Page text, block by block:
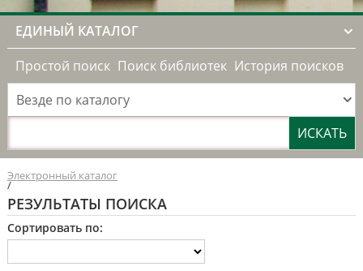
ЕДИНЫЙ КАТАЛОГ
Простой поиск Поиск библиотек История поисков
Везде по каталогу
Электронный каталог
/
РЕЗУЛЬТАТЫ ПОИСКА
Сортировать по: